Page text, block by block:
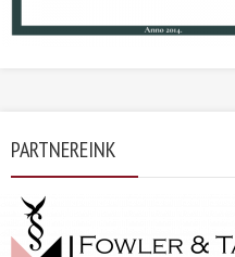
PARTNEREINK